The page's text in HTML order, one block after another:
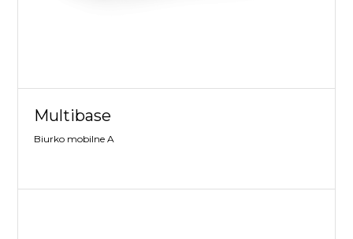
Multibase
Biurko mobilne A